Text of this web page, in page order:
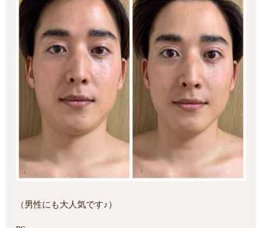
（男性にも大人気です♪）